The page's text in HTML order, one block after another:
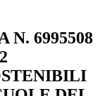
N. 6995508